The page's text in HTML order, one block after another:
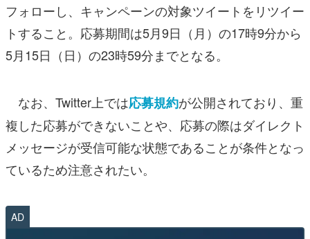
フォローし、キャンペーンの対象ツイートをリツイー
トすること。応募期間は5月9日（月）の17時9分から
5月15日（日）の23時59分までとなる。
なお、Twitter上では応募規約が公開されており、重
複した応募ができないことや、応募の際はダイレクト
メッセージが受信可能な状態であることが条件となっ
ているため注意されたい。
AD